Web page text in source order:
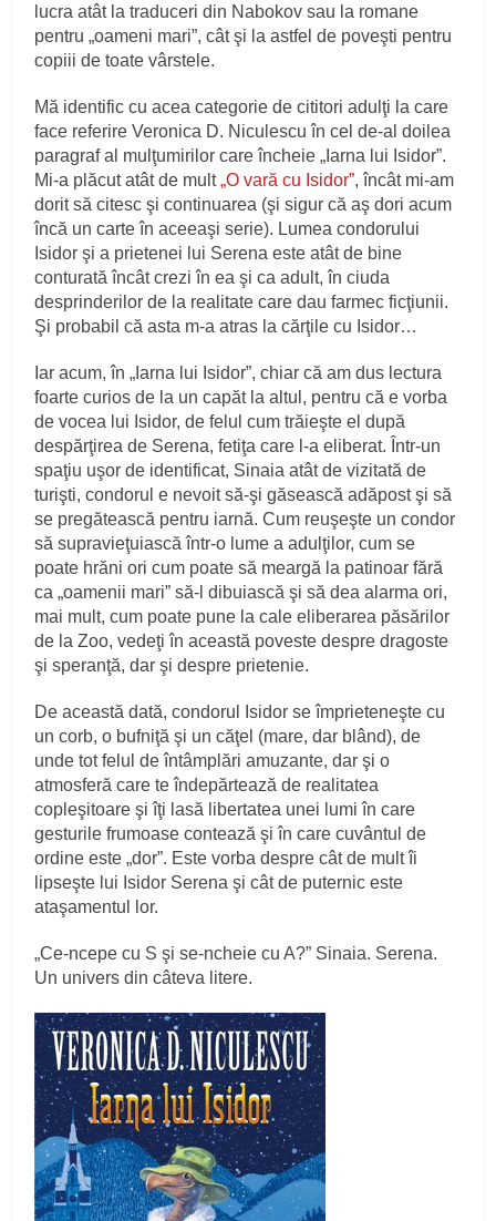
lucra atât la traduceri din Nabokov sau la romane
pentru „oameni mari”, cât şi la astfel de poveşti pentru
copiii de toate vârstele.
Mă identific cu acea categorie de cititori adulţi la care
face referire Veronica D. Niculescu în cel de-al doilea
paragraf al mulţumirilor care încheie „Iarna lui Isidor”.
Mi-a plăcut atât de mult„O vară cu Isidor”, încât mi-am
dorit să citesc şi continuarea (şi sigur că aş dori acum
încă un carte în aceeaşi serie). Lumea condorului
Isidor şi a prietenei lui Serena este atât de bine
conturată încât crezi în ea şi ca adult, în ciuda
desprinderilor de la realitate care dau farmec ficţiunii.
Şi probabil că asta m-a atras la cărţile cu Isidor…
Iar acum, în „Iarna lui Isidor”, chiar că am dus lectura
foarte curios de la un capăt la altul, pentru că e vorba
de vocea lui Isidor, de felul cum trăieşte el după
despărţirea de Serena, fetiţa care l-a eliberat. Într-un
spaţiu uşor de identificat, Sinaia atât de vizitată de
turişti, condorul e nevoit să-şi găsească adăpost şi să
se pregătească pentru iarnă. Cum reuşeşte un condor
să supravieţuiască într-o lume a adulţilor, cum se
poate hrăni ori cum poate să meargă la patinoar fără
ca „oamenii mari” să-l dibuiască şi să dea alarma ori,
mai mult, cum poate pune la cale eliberarea păsărilor
de la Zoo, vedeţi în această poveste despre dragoste
şi speranţă, dar şi despre prietenie.
De această dată, condorul Isidor se împrieteneşte cu
un corb, o bufniţă şi un căţel (mare, dar blând), de
unde tot felul de întâmplări amuzante, dar şi o
atmosferă care te îndepărtează de realitatea
copleşitoare şi îţi lasă libertatea unei lumi în care
gesturile frumoase contează şi în care cuvântul de
ordine este „dor”. Este vorba despre cât de mult îi
lipseşte lui Isidor Serena şi cât de puternic este
ataşamentul lor.
„Ce-ncepe cu S şi se-ncheie cu A?” Sinaia. Serena.
Un univers din câteva litere.